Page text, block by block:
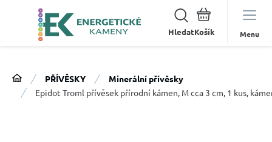
Hledat Menu
PŘÍVĚSKY
Minerální přívěsky
Epidot Troml přívěsek přírodní kámen, M cca 3 cm, 1 kus,